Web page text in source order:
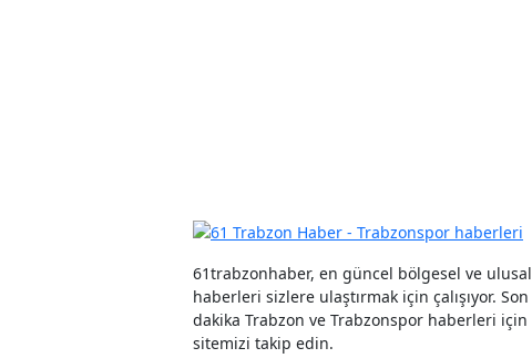
61trabzonhaber, en güncel bölgesel ve ulusal
haberleri sizlere ulaştırmak için çalışıyor. Son
dakika Trabzon ve Trabzonspor haberleri için
sitemizi takip edin.